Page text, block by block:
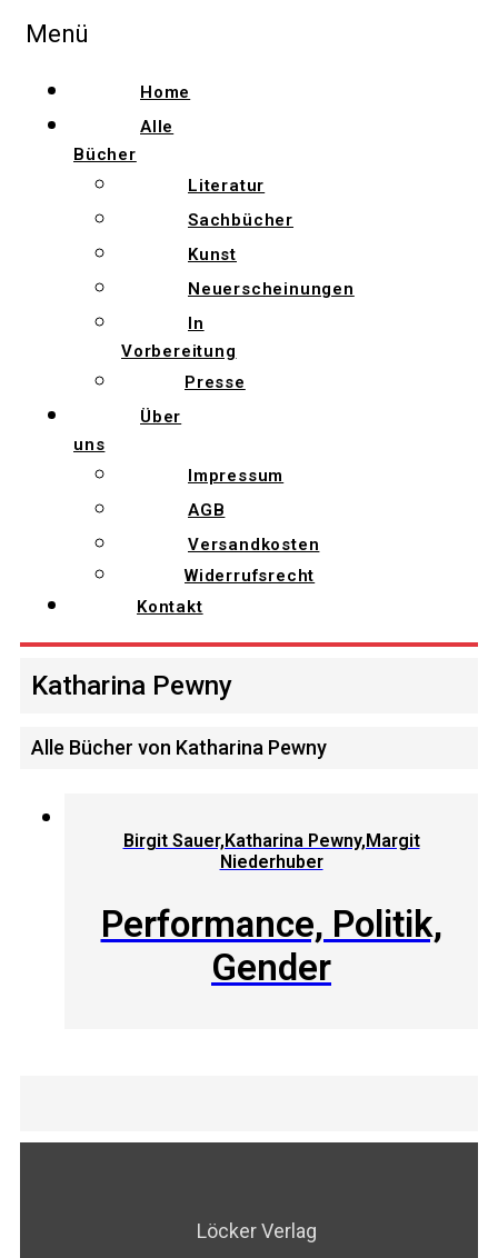
Menü
Home
Alle
Bücher
Literatur
Sachbücher
Kunst
Neuerscheinungen
In
Vorbereitung
Presse
Über
uns
Impressum
AGB
Versandkosten
Widerrufsrecht
Kontakt
Katharina Pewny
Alle Bücher von Katharina Pewny
Birgit Sauer,Katharina Pewny,Margit
Niederhuber
Performance, Politik,
Gender
Löcker Verlag